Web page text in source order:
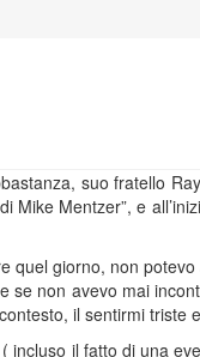
suo fratello
Mike Mentzer”, e
quel giorno, non
se non avevo mai
il sentirmi triste
incluso il fatto di una